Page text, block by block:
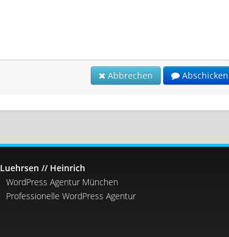
Abbrechen Abschicken
Luehrsen // Heinrich
WordPress Agentur München
Professionelle WordPress Agentur